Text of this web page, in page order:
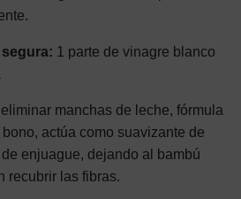
1 parte de vinagre blanco
manchas de leche, fórmula
actúa como suavizante de
enjuague, dejando al bambú
recubrir las fibras.